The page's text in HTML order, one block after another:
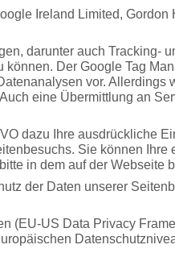
Ireland Limited,
darunter auch Tracking-
Der Google Tag
vor. Allerdings
eine Übermittlung an
dazu Ihre ausdrückliche
Sie können
in dem auf der Webseite
der Daten unserer
(EU-US Data Privacy